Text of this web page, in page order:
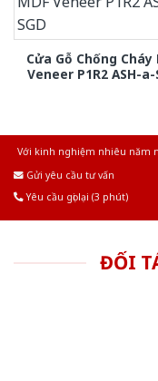
Cửa Gỗ Chống Cháy
Veneer P1R2 ASH-a-
Với kinh nghiệm nhiêu năm
Gửi yêu cầu tư vấn
Yêu cầu gọi lại (3 phút)
ĐỐI